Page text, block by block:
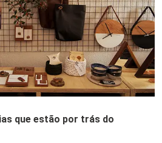
que estão por trás do